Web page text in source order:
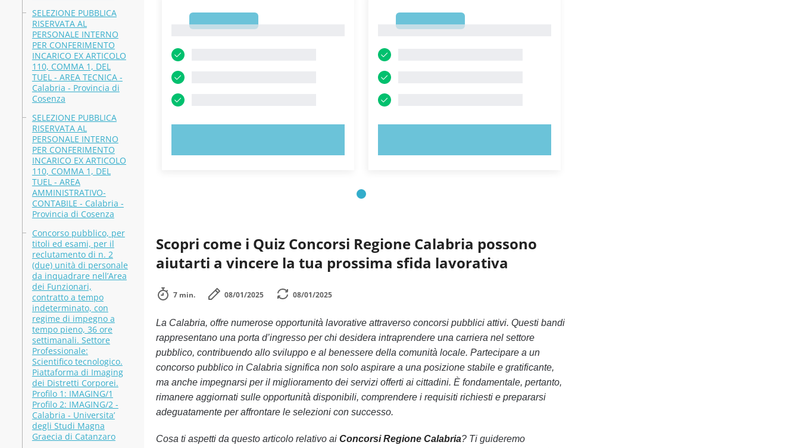
SELEZIONE PUBBLICA
RISERVATA AL
PERSONALE INTERNO
PER CONFERIMENTO
INCARICO EX ARTICOLO
110, COMMA 1, DEL
TUEL - AREA TECNICA -
Calabria - Provincia di
Cosenza
SELEZIONE PUBBLICA
RISERVATA AL
PERSONALE INTERNO
PER CONFERIMENTO
INCARICO EX ARTICOLO
110, COMMA 1, DEL
TUEL - AREA
AMMINISTRATIVO-
CONTABILE - Calabria -
Provincia di Cosenza
Concorso pubblico, per
titoli ed esami, per il
reclutamento di n. 2
(due) unità di personale
da inquadrare nell’Area
dei Funzionari,
contratto a tempo
indeterminato, con
regime di impegno a
tempo pieno, 36 ore
settimanali. Settore
Professionale:
Scientifico tecnologico.
Piattaforma di Imaging
dei Distretti Corporei.
Profilo 1: IMAGING/1
Profilo 2: IMAGING/2 -
Calabria - Universita’
degli Studi Magna
Graecia di Catanzaro
Scopri come i Quiz Concorsi Regione Calabria possono
aiutarti a vincere la tua prossima sfida lavorativa
7 min. 08/01/2025 08/01/2025
La Calabria, offre numerose opportunità lavorative attraverso concorsi pubblici attivi. Questi bandi
rappresentano una porta d’ingresso per chi desidera intraprendere una carriera nel settore
pubblico, contribuendo allo sviluppo e al benessere della comunità locale. Partecipare a un
concorso pubblico in Calabria significa non solo aspirare a una posizione stabile e gratificante,
ma anche impegnarsi per il miglioramento dei servizi offerti ai cittadini. È fondamentale, pertanto,
rimanere aggiornati sulle opportunità disponibili, comprendere i requisiti richiesti e prepararsi
adeguatamente per affrontare le selezioni con successo.
Cosa ti aspetti da questo articolo relativo ai Concorsi Regione Calabria? Ti guideremo